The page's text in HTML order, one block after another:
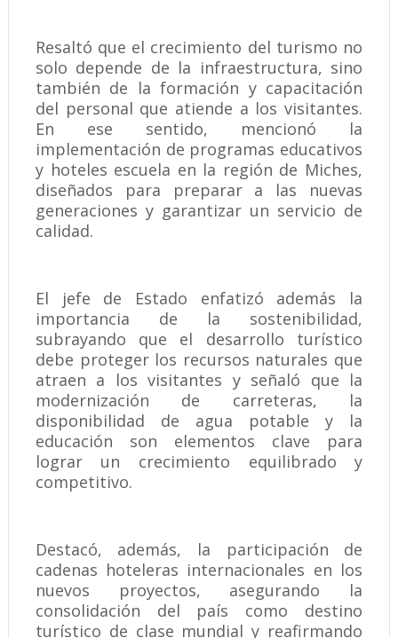
Resaltó que el crecimiento del turismo no
solo depende de la infraestructura, sino
también de la formación y capacitación
del personal que atiende a los visitantes.
En ese sentido, mencionó la
implementación de programas educativos
y hoteles escuela en la región de Miches,
diseñados para preparar a las nuevas
generaciones y garantizar un servicio de
calidad.
El jefe de Estado enfatizó además la
importancia de la sostenibilidad,
subrayando que el desarrollo turístico
debe proteger los recursos naturales que
atraen a los visitantes y señaló que la
modernización de carreteras, la
disponibilidad de agua potable y la
educación son elementos clave para
lograr un crecimiento equilibrado y
competitivo.
Destacó, además, la participación de
cadenas hoteleras internacionales en los
nuevos proyectos, asegurando la
consolidación del país como destino
turístico de clase mundial y reafirmando